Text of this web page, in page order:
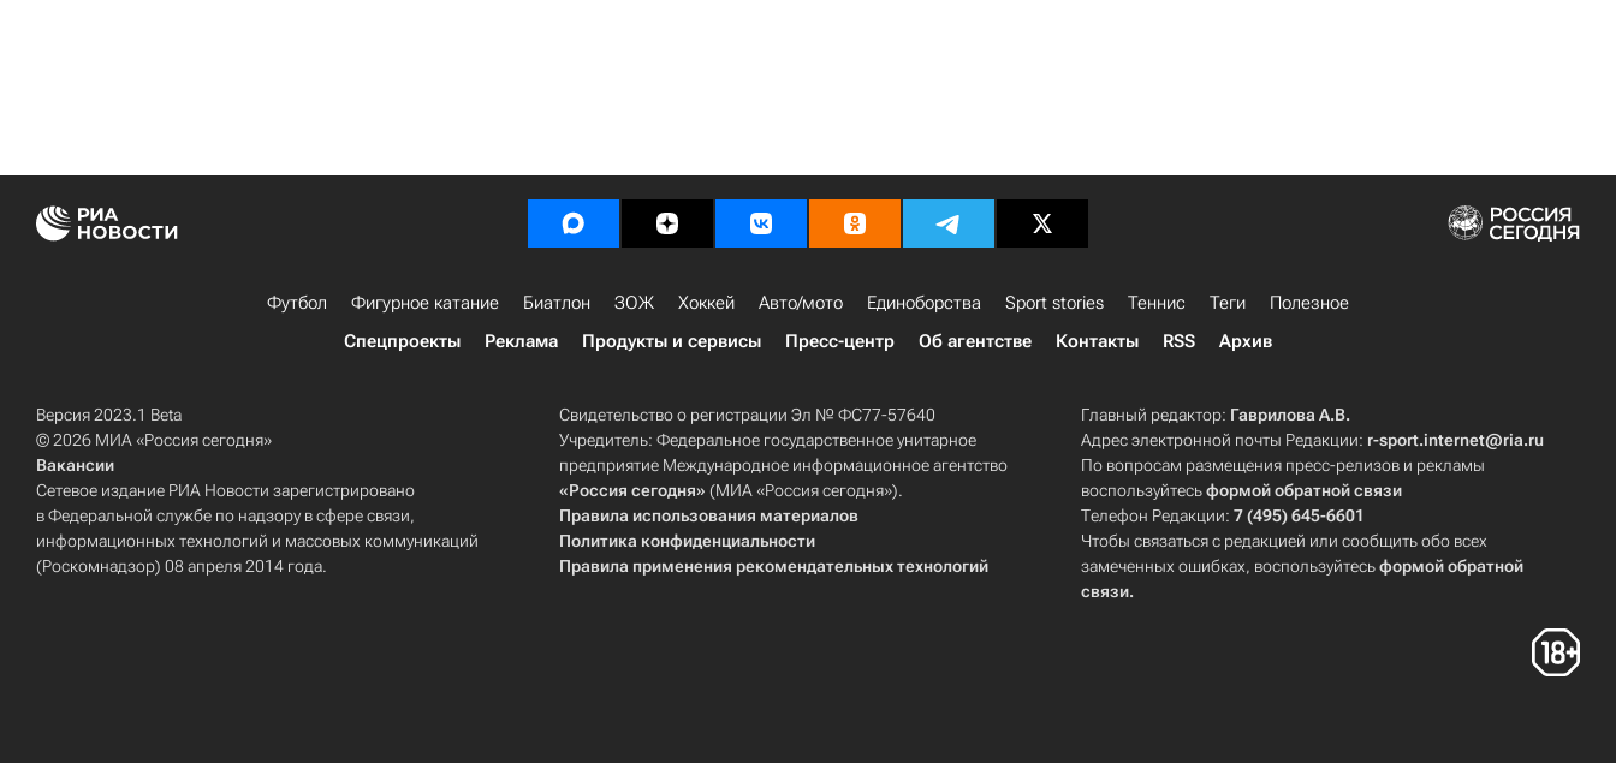
Футбол Фигурное катание Биатлон ЗОЖ Хоккей Авто/мото Единоборства Sport stories Теннис Теги
Полезное
Спецпроекты
Реклама Продукты и сервисы Пресс-центр Об агентстве Контакты RSS Архив
Версия 2023.1 Beta
© 2026 МИА «Россия сегодня»
Вакансии
Сетевое издание РИА Новости зарегистрировано
в Федеральной службе по надзору в сфере связи,
информационных технологий и массовых коммуникаций
(Роскомнадзор) 08 апреля 2014 года.
Свидетельство о регистрации Эл № ФС77-57640
Учредитель: Федеральное государственное унитарное
предприятие Международное информационное агентство
«Россия сегодня» (МИА «Россия сегодня»).
Правила использования материалов
Политика конфиденциальности
Правила применения рекомендательных технологий
Главный редактор: Гаврилова А.В.
Адрес электронной почты Редакции: r-sport.internet@ria.ru
По вопросам размещения пресс-релизов и рекламы
воспользуйтесьформой обратной связи
Телефон Редакции:7 (495) 645-6601
Чтобы связаться с редакцией или сообщить обо всех
замеченных ошибках, воспользуйтесьформой обратной
связи.